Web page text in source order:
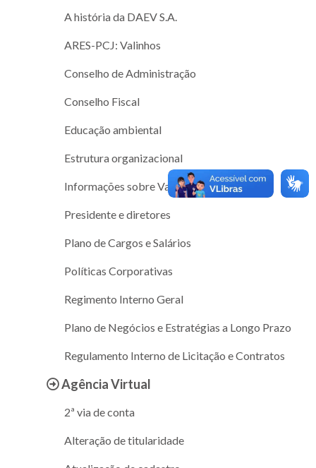
A história da DAEV S.A.
ARES-PCJ: Valinhos
Conselho de Administração
Conselho Fiscal
Educação ambiental
Estrutura organizacional
Informações sobre Valinhos
Presidente e diretores
Plano de Cargos e Salários
Políticas Corporativas
Regimento Interno Geral
Plano de Negócios e Estratégias a Longo Prazo
Regulamento Interno de Licitação e Contratos
Agência Virtual
2ª via de conta
Alteração de titularidade